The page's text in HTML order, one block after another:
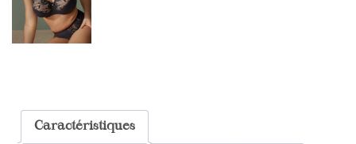
Caractéristiques